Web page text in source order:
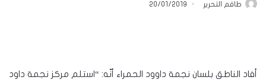
طاقم التحرير 20/01/2019
أفاد الناطق بلسان نجمة داوود الحمراء أنّه: “استلم مركز نجمة داود